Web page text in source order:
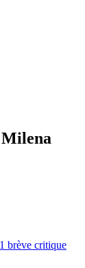
1 brève critique